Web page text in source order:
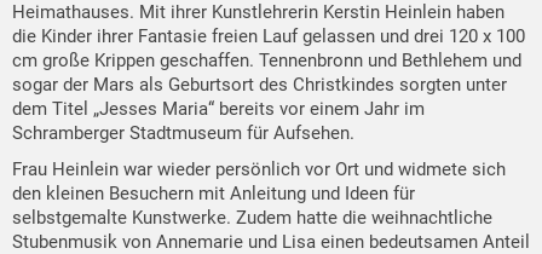
Heimathauses. Mit ihrer Kunstlehrerin Kerstin Heinlein haben
die Kinder ihrer Fantasie freien Lauf gelassen und drei 120 x 100
cm große Krippen geschaffen. Tennenbronn und Bethlehem und
sogar der Mars als Geburtsort des Christkindes sorgten unter
dem Titel „Jesses Maria“ bereits vor einem Jahr im
Schramberger Stadtmuseum für Aufsehen.
Frau Heinlein war wieder persönlich vor Ort und widmete sich
den kleinen Besuchern mit Anleitung und Ideen für
selbstgemalte Kunstwerke. Zudem hatte die weihnachtliche
Stubenmusik von Annemarie und Lisa einen bedeutsamen Anteil